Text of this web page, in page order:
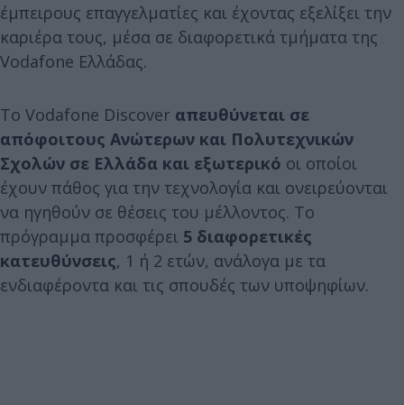
έμπειρους επαγγελματίες και έχοντας εξελίξει την
καριέρα τους, μέσα σε διαφορετικά τμήματα της
Vodafone Ελλάδας.
Το Vodafone Discover απευθύνεται σε
απόφοιτους Ανώτερων και Πολυτεχνικών
Σχολών σε Ελλάδα και εξωτερικό οι οποίοι
έχουν πάθος για την τεχνολογία και ονειρεύονται
να ηγηθούν σε θέσεις του μέλλοντος. Το
πρόγραμμα προσφέρει 5 διαφορετικές
κατευθύνσεις, 1 ή 2 ετών, ανάλογα με τα
ενδιαφέροντα και τις σπουδές των υποψηφίων.